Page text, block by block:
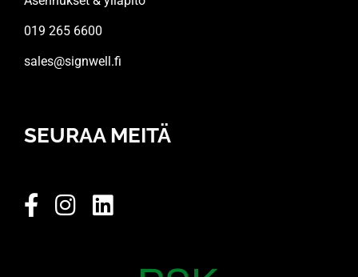
019 265 6600
sales@signwell.fi
SEURAA MEITÄ